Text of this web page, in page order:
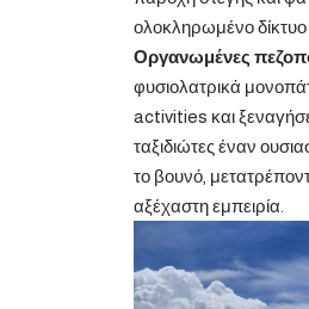
ολοκληρωμένο δίκτυο
Οργανωμένες
φυσιολατρικά
activities και
ταξιδιώτες έναν
το βουνό,
αξέχαστη εμπειρία.